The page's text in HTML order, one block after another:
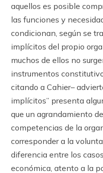
aquellos es posible
las funciones y
condicionan, según se
implícitos del propio
muchos de ellos no
instrumentos
ci­tando a Cahier–
implícitos” presenta
que un agrandamiento
competencias de la
corresponder a la
diferencia entre los
económica, atento a la